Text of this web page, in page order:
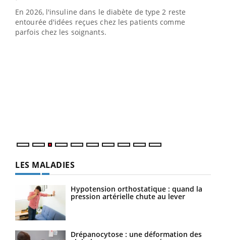
En 2026, l'insuline dans le diabète de type 2 reste
entourée d'idées reçues chez les patients comme
parfois chez les soignants.
LES MALADIES
Hypotension orthostatique : quand la
pression artérielle chute au lever
Drépanocytose : une déformation des